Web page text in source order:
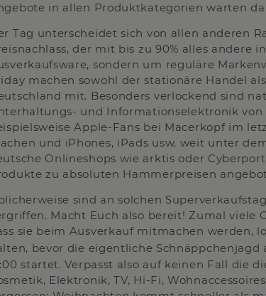
in allen Produktkategorien warten
Tag unterscheidet sich von allen anderen
der mit bis zu 90% alles andere
sondern um reguläre
machen sowohl der stationäre Handel
mit. Besonders verlockend sind
und Informationselektronik
Apple-Fans bei Macerkopf im
und iPhones, iPads usw. weit unter
Onlineshops wie arktis oder
zu absoluten Hammerpreisen
sind an solchen
Macht Euch also bereit! Zumal viele
sie beim Ausverkauf mitmachen werden,
bevor die eigentliche Schnäppchenjagd
startet. Verpasst also auf keinen Fall die
Elektronik, TV, Hi-Fi,